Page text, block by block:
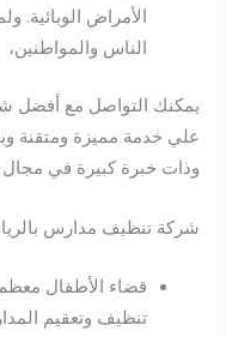
الأمراض
الناس والمواطنين،
يمكنك التواصل مع أفضل
علي خدمة مميزة ومتقنة
وذات خبرة كبيرة في مجال
شركة تنظيف مدارس
قضاء الأطفال
تنظيف وتعقيم